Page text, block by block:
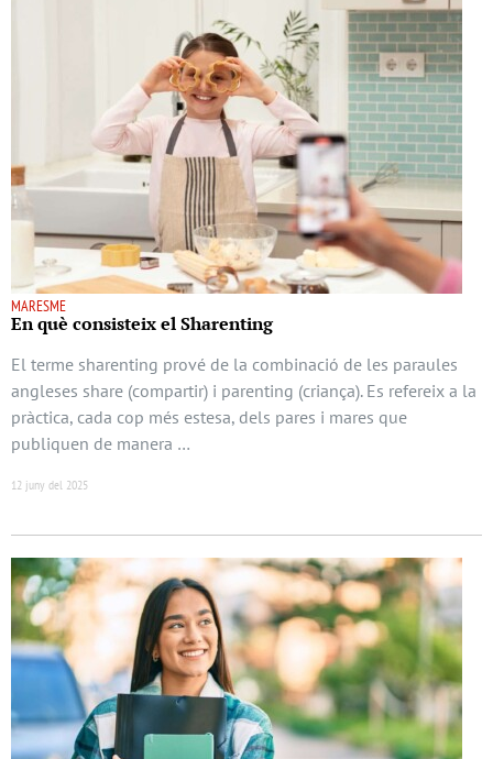
MARESME
En què consisteix el Sharenting
El terme sharenting prové de la combinació de les paraules
angleses share (compartir) i parenting (criança). Es refereix a la
pràctica, cada cop més estesa, dels pares i mares que
publiquen de manera …
12 juny del 2025